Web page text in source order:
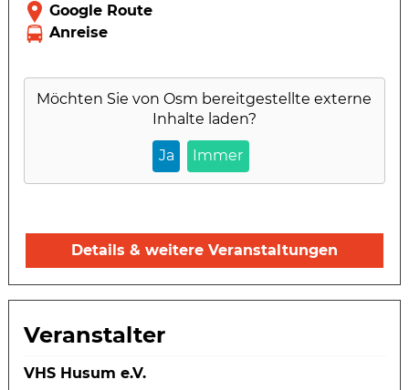
Möchten Sie vonOsm bereitgestellte externe
Inhalte laden?
Ja Immer
Details & weitere Veranstaltungen
Veranstalter
VHS Husum e.V.